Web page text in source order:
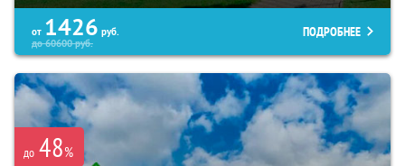
от 1426 руб.
до60600руб.
ПОДРОБНЕЕ
до 48%